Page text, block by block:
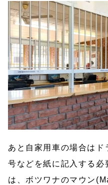
あと自家用車の場合は
号などを紙に記入する
は、ボツワナのマウン